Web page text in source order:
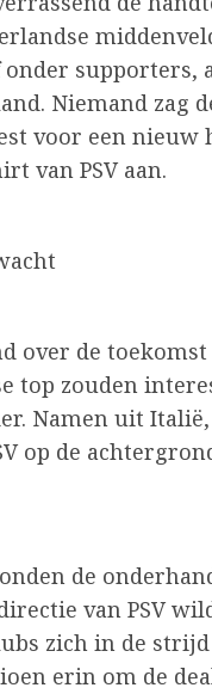
supporters,
Niemand zag
voor een
van PSV aan.
over de toekomst
top zouden
Namen uit
op de
de
van PSV
zich in de
erin om de